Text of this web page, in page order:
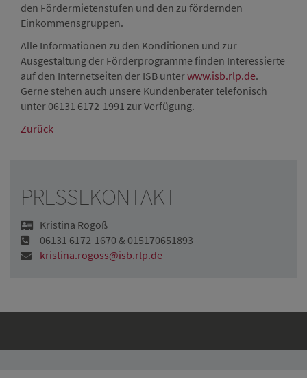
den Fördermietenstufen und den zu fördernden
Einkommensgruppen.
Alle Informationen zu den Konditionen und zur
Ausgestaltung der Förderprogramme finden Interessierte
auf den Internetseiten der ISB unterwww.isb.rlp.de.
Gerne stehen auch unsere Kundenberater telefonisch
unter 06131 6172-1991 zur Verfügung.
Zurück
PRESSEKONTAKT
Kristina Rogoß
06131 6172-1670 & 015170651893
kristina.rogoss@isb.rlp.de